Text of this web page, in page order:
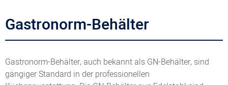
Gastronorm-Behälter
Gastronorm-Behälter, auch bekannt als GN-Behälter, sind
gängiger Standard in der professionellen